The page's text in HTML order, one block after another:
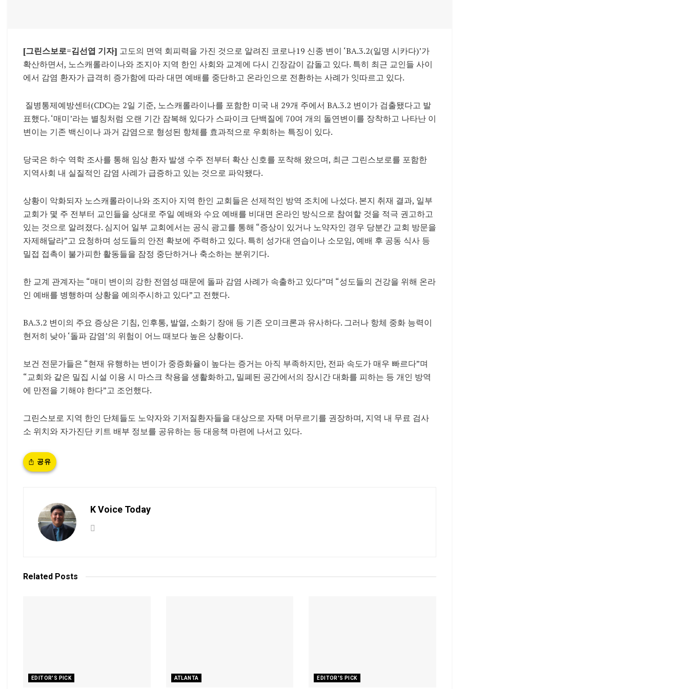
[그린스보로=김선엽 기자] 고도의 면역 회피력을 가진 것으로 알려진 코로나19 신종 변이 ‘BA.3.2(일명 시카다)’가
확산하면서, 노스캐롤라이나와 조지아 지역 한인 사회와 교계에 다시 긴장감이 감돌고 있다. 특히 최근 교인들 사이
에서 감염 환자가 급격히 증가함에 따라 대면 예배를 중단하고 온라인으로 전환하는 사례가 잇따르고 있다.
질병통제예방센터(CDC)는 2일 기준, 노스캐롤라이나를 포함한 미국 내 29개 주에서 BA.3.2 변이가 검출됐다고 발
표했다. ‘매미’라는 별칭처럼 오랜 기간 잠복해 있다가 스파이크 단백질에 70여 개의 돌연변이를 장착하고 나타난 이
변이는 기존 백신이나 과거 감염으로 형성된 항체를 효과적으로 우회하는 특징이 있다.
당국은 하수 역학 조사를 통해 임상 환자 발생 수주 전부터 확산 신호를 포착해 왔으며, 최근 그린스보로를 포함한
지역사회 내 실질적인 감염 사례가 급증하고 있는 것으로 파악됐다.
상황이 악화되자 노스캐롤라이나와 조지아 지역 한인 교회들은 선제적인 방역 조치에 나섰다. 본지 취재 결과, 일부
교회가 몇 주 전부터 교인들을 상대로 주일 예배와 수요 예배를 비대면 온라인 방식으로 참여할 것을 적극 권고하고
있는 것으로 알려졌다. 심지어 일부 교회에서는 공식 광고를 통해 “증상이 있거나 노약자인 경우 당분간 교회 방문을
자제해달라”고 요청하며 성도들의 안전 확보에 주력하고 있다. 특히 성가대 연습이나 소모임, 예배 후 공동 식사 등
밀접 접촉이 불가피한 활동들을 잠정 중단하거나 축소하는 분위기다.
한 교계 관계자는 “매미 변이의 강한 전염성 때문에 돌파 감염 사례가 속출하고 있다”며 “성도들의 건강을 위해 온라
인 예배를 병행하며 상황을 예의주시하고 있다”고 전했다.
BA.3.2 변이의 주요 증상은 기침, 인후통, 발열, 소화기 장애 등 기존 오미크론과 유사하다. 그러나 항체 중화 능력이
현저히 낮아 ‘돌파 감염’의 위험이 어느 때보다 높은 상황이다.
보건 전문가들은 “현재 유행하는 변이가 중증화율이 높다는 증거는 아직 부족하지만, 전파 속도가 매우 빠르다”며
“교회와 같은 밀집 시설 이용 시 마스크 착용을 생활화하고, 밀폐된 공간에서의 장시간 대화를 피하는 등 개인 방역
에 만전을 기해야 한다”고 조언했다.
그린스보로 지역 한인 단체들도 노약자와 기저질환자들을 대상으로 자택 머무르기를 권장하며, 지역 내 무료 검사
소 위치와 자가진단 키트 배부 정보를 공유하는 등 대응책 마련에 나서고 있다.
공유
K Voice Today
Related Posts
EDITOR'S PICK ATLANTA EDITOR'S PICK